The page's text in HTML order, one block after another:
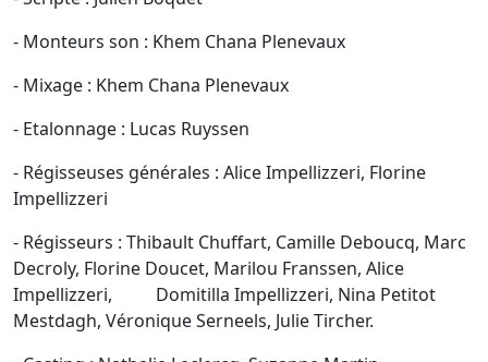
- Monteurs son : Khem Chana Plenevaux
- Mixage : Khem Chana Plenevaux
- Etalonnage : Lucas Ruyssen
- Régisseuses générales : Alice Impellizzeri, Florine
Impellizzeri
- Régisseurs : Thibault Chuffart, Camille Deboucq, Marc
Decroly, Florine Doucet, Marilou Franssen, Alice
Impellizzeri, Domitilla Impellizzeri, Nina Petitot
Mestdagh, Véronique Serneels, Julie Tircher.